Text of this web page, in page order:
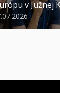
v Južnej